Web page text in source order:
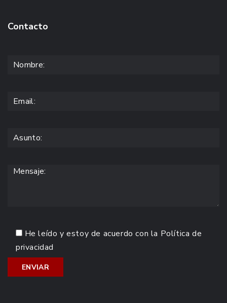
Contacto
He leído y estoy de acuerdo con la Política de
privacidad